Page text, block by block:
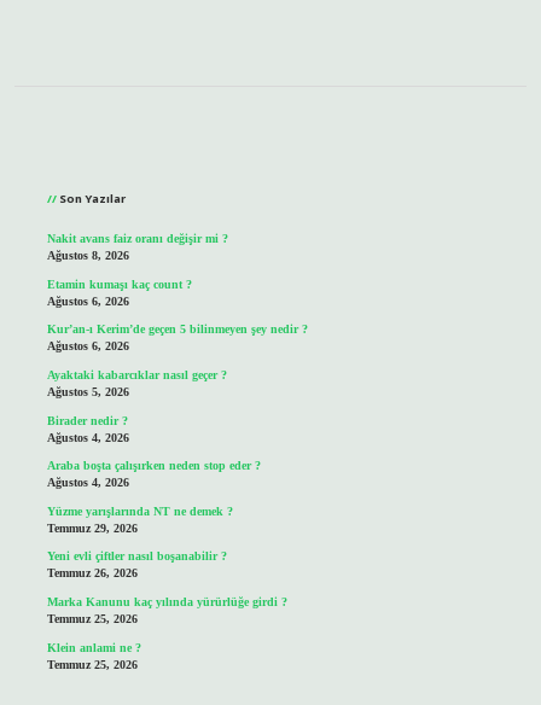
Son Yazılar
Nakit avans faiz oranı değişir mi ?
Ağustos 8, 2026
Etamin kumaşı kaç count ?
Ağustos 6, 2026
Kur’an-ı Kerim’de geçen 5 bilinmeyen şey nedir ?
Ağustos 6, 2026
Ayaktaki kabarcıklar nasıl geçer ?
Ağustos 5, 2026
Birader nedir ?
Ağustos 4, 2026
Araba boşta çalışırken neden stop eder ?
Ağustos 4, 2026
Yüzme yarışlarında NT ne demek ?
Temmuz 29, 2026
Yeni evli çiftler nasıl boşanabilir ?
Temmuz 26, 2026
Marka Kanunu kaç yılında yürürlüğe girdi ?
Temmuz 25, 2026
Klein anlami ne ?
Temmuz 25, 2026